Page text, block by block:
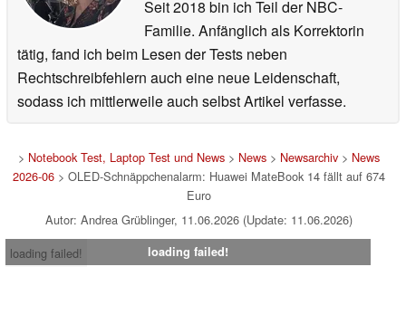
Seit 2018 bin ich Teil der NBC-
Familie. Anfänglich als Korrektorin
tätig, fand ich beim Lesen der Tests neben
Rechtschreibfehlern auch eine neue Leidenschaft,
sodass ich mittlerweile auch selbst Artikel verfasse.
> Notebook Test, Laptop Test und News> News> Newsarchiv> News
2026-06> OLED-Schnäppchenalarm: Huawei MateBook 14 fällt auf 674
Euro
Autor: Andrea Grüblinger, 11.06.2026 (Update: 11.06.2026)
loading failed!
loading failed!